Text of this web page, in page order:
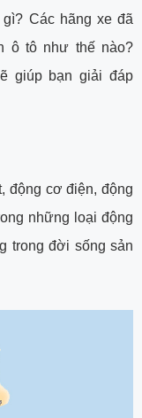
Các hãng xe đã
ô tô như thế nào?
giúp bạn giải đáp
động cơ điện, động
những loại động
trong đời sống sản